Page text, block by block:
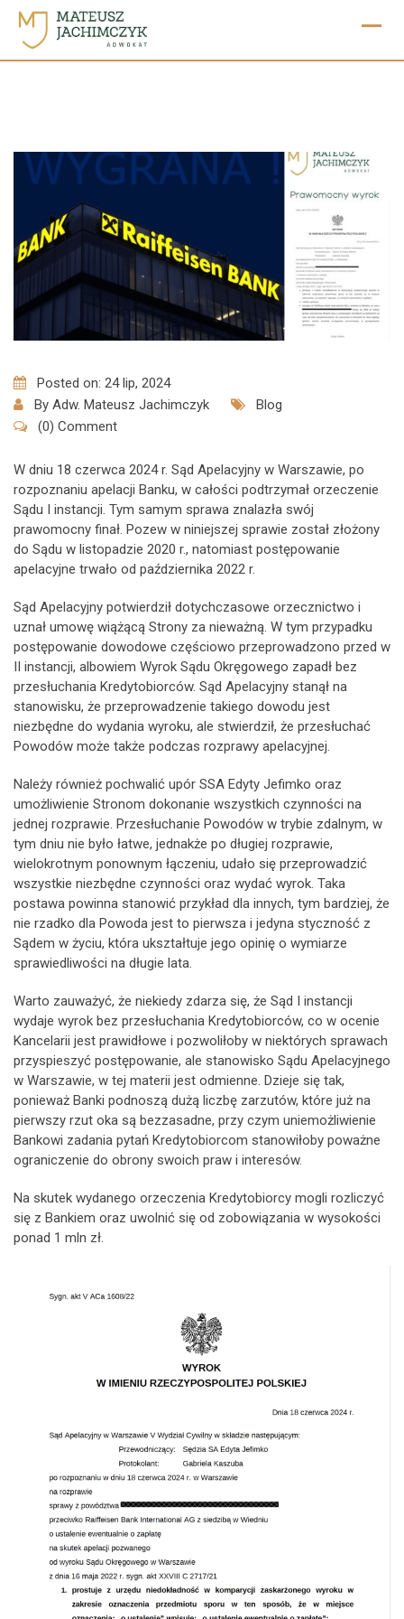
Skip
content
Posted on: 24 lip, 2024
By Adw. Mateusz Jachimczyk
Blog
(0) Comment
W dniu 18 czerwca 2024 r. Sąd Apelacyjny w Warszawie, po
rozpoznaniu apelacji Banku, w całości podtrzymał orzeczenie
Sądu I instancji. Tym samym sprawa znalazła swój
prawomocny finał. Pozew w niniejszej sprawie został złożony
do Sądu w listopadzie 2020 r., natomiast postępowanie
apelacyjne trwało od października 2022 r.
Sąd Apelacyjny potwierdził dotychczasowe orzecznictwo i
uznał umowę wiążącą Strony za nieważną. W tym przypadku
postępowanie dowodowe częściowo przeprowadzono przed w
II instancji, albowiem Wyrok Sądu Okręgowego zapadł bez
przesłuchania Kredytobiorców. Sąd Apelacyjny stanął na
stanowisku, że przeprowadzenie takiego dowodu jest
niezbędne do wydania wyroku, ale stwierdził, że przesłuchać
Powodów może także podczas rozprawy apelacyjnej.
Należy również pochwalić upór SSA Edyty Jefimko oraz
umożliwienie Stronom dokonanie wszystkich czynności na
jednej rozprawie. Przesłuchanie Powodów w trybie zdalnym, w
tym dniu nie było łatwe, jednakże po długiej rozprawie,
wielokrotnym ponownym łączeniu, udało się przeprowadzić
wszystkie niezbędne czynności oraz wydać wyrok. Taka
postawa powinna stanowić przykład dla innych, tym bardziej, że
nie rzadko dla Powoda jest to pierwsza i jedyna styczność z
Sądem w życiu, która ukształtuje jego opinię o wymiarze
sprawiedliwości na długie lata.
Warto zauważyć, że niekiedy zdarza się, że Sąd I instancji
wydaje wyrok bez przesłuchania Kredytobiorców, co w ocenie
Kancelarii jest prawidłowe i pozwoliłoby w niektórych sprawach
przyspieszyć postępowanie, ale stanowisko Sądu Apelacyjnego
w Warszawie, w tej materii jest odmienne. Dzieje się tak,
ponieważ Banki podnoszą dużą liczbę zarzutów, które już na
pierwszy rzut oka są bezzasadne, przy czym uniemożliwienie
Bankowi zadania pytań Kredytobiorcom stanowiłoby poważne
ograniczenie do obrony swoich praw i interesów.
Na skutek wydanego orzeczenia Kredytobiorcy mogli rozliczyć
się z Bankiem oraz uwolnić się od zobowiązania w wysokości
ponad 1 mln zł.